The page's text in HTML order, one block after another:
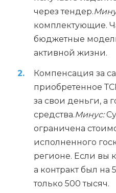
через тендер.
комплектующие.
бюджетные
активной жизни.
Компенсация за
приобретенное
за свои деньги, а
средства.Минус:
ограничена
исполненного
регионе. Если вы
а контракт был на
только 500 тысяч.